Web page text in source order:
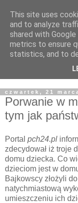
Żyjąc
świecie
Blog pastora Pawła
czwartek, 21
Porwanie w
tym jak
Portal pch24.pl
zdecydował iż troje
domu dziecka. Co
dzieciom jest w
Bajkowscy złożyli
natychmiastową
umieszczeniu ich
This site uses
and to analyze
shared with
metrics to ensure
statistics, and to